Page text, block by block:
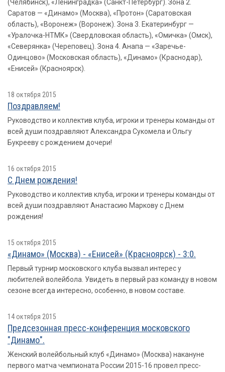
(Челябинск), «Ленинградка» (Санкт-Петербург). Зона 2.
Саратов — «Динамо» (Москва), «Протон» (Саратовская
область), «Воронеж» (Воронеж). Зона 3. Екатеринбург —
«Уралочка-НТМК» (Свердловская область), «Омичка» (Омск),
«Северянка» (Череповец). Зона 4. Анапа — «Заречье-
Одинцово» (Московская область), «Динамо» (Краснодар),
«Енисей» (Красноярск).
18 октября 2015
Поздравляем!
Руководство и коллектив клуба, игроки и тренеры команды от
всей души поздравляют Александра Сукомела и Ольгу
Букрееву с рождением дочери!
16 октября 2015
С Днем рождения!
Руководство и коллектив клуба, игроки и тренеры команды от
всей души поздравляют Анастасию Маркову с Днем
рождения!
15 октября 2015
«Динамо» (Москва) - «Енисей» (Красноярск) - 3:0.
Первый турнир московского клуба вызвал интерес у
любителей волейбола. Увидеть в первый раз команду в новом
сезоне всегда интересно, особенно, в новом составе.
14 октября 2015
Предсезонная пресс-конференция московского
"Динамо".
Женский волейбольный клуб «Динамо» (Москва) накануне
первого матча чемпионата России 2015-16 провел пресс-